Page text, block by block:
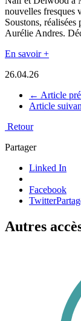
nouvelles fresques
Soustons,
Aurélie Andres.
En savoir +
26.04.26
← Article
Article
Retour
Partager
Linked In
Facebook
Twitter
Autres